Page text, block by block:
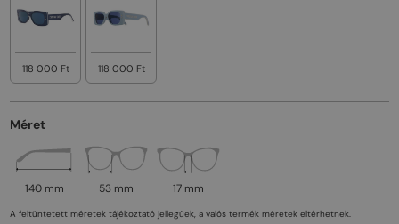
118 000 Ft 118 000 Ft
Méret
140 mm 53 mm 17 mm
A feltüntetett méretek tájékoztató jellegűek, a valós termék méretek eltérhetnek.